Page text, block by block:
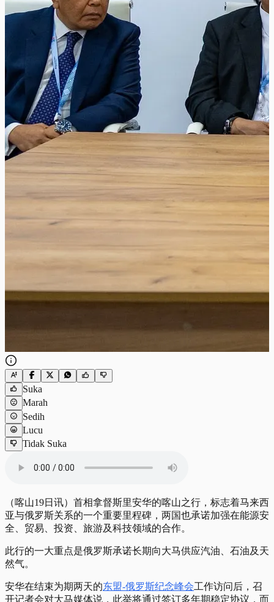
Suka
Marah
Sedih
Lucu
Tidak Suka
（喀山19日讯）首相拿督斯里安华的喀山之行，标志着马来西
亚与俄罗斯关系的一个重要里程碑，两国也承诺加强在能源安
全、贸易、投资、旅游及科技领域的合作。
此行的一大重点是俄罗斯承诺长期向大马供应汽油、石油及天
然气。
安华在结束为期两天的东盟-俄罗斯纪念峰会工作访问后，召
开记者会对大马媒体说，此举将通过签订多年期稳定协议，而